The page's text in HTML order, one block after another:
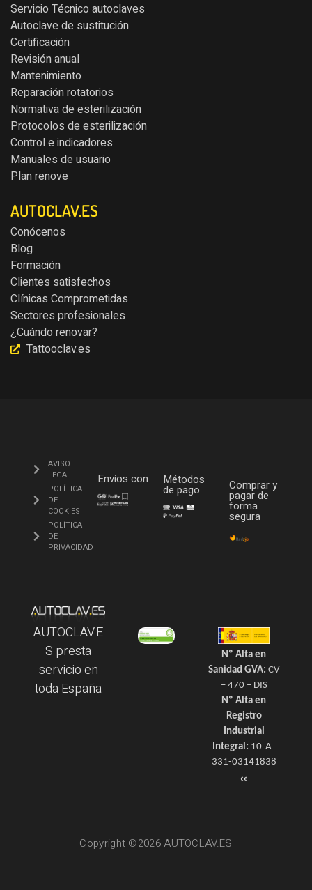
Servicio Técnico autoclaves
Autoclave de sustitución
Certificación
Revisión anual
Mantenimiento
Reparación rotatorios
Normativa de esterilización
Protocolos de esterilización
Control e indicadores
Manuales de usuario
Plan renove
AUTOCLAV.ES
Conócenos
Blog
Formación
Clientes satisfechos
Clínicas Comprometidas
Sectores profesionales
¿Cuándo renovar?
Tattooclav.es
AVISO
LEGAL
POLÍTICA
DE
COOKIES
POLÍTICA
DE
PRIVACIDAD
Envíos con Métodos
de pago Comprar y
pagar de
forma
segura
AUTOCLAV.E
S presta
servicio en
toda España
Nº Alta en
Sanidad GVA: CV
– 470 – DIS
Nº Alta en
Registro
Industrial
Integral: 10-A-
331-03141838
Copyright ©2026 AUTOCLAV.ES